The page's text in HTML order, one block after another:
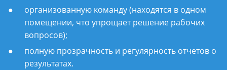
организованную команду (находятся в одном
помещении, что упрощает решение рабочих
вопросов);
полную прозрачность и регулярность отчетов о
результатах.